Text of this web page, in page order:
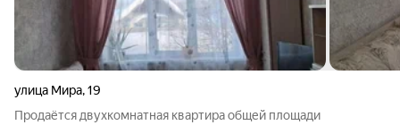
улица Мира,19
Продаётся двухкомнатная квартира общей площади